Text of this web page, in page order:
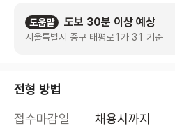
도움말 도보 30분 이상 예상
서울특별시 중구 태평로1가 31 기준
전형 방법
접수마감일
채용시까지